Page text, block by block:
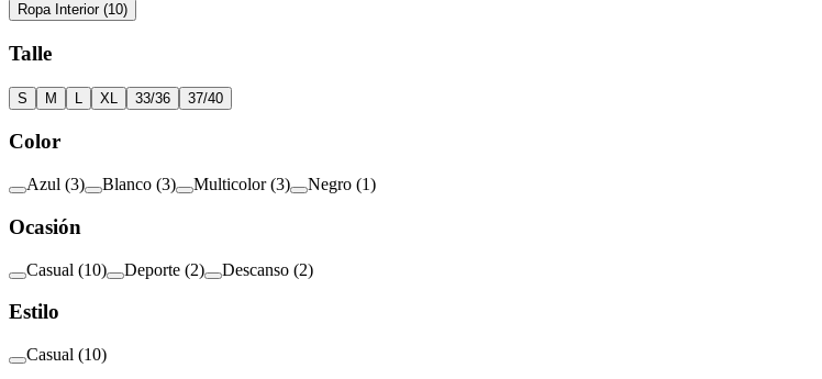
Ropa Interior (10)
Talle
S M XL 33/36 37/40
Color
Azul (3) Blanco (3) Multicolor (3) Negro (1)
Ocasión
Casual (10) Deporte (2) Descanso (2)
Estilo
Casual (10)